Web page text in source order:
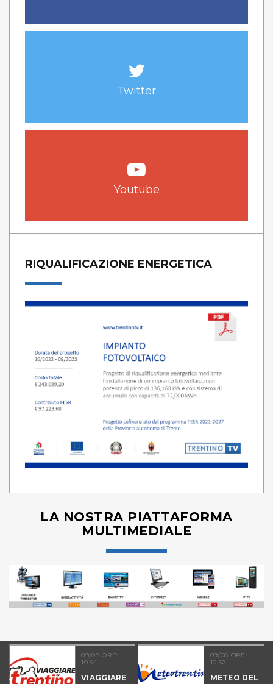
Twitter
Youtube
RIQUALIFICAZIONE ENERGETICA
LA NOSTRA PIATTAFORMA
MULTIMEDIALE
09/08 ORE:
10.54
VIAGGIARE
09/08 ORE:
10.52
METEO DEL